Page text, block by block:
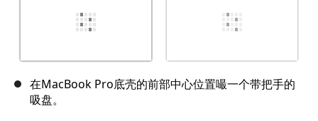
在MacBook Pro底壳的前部中心位置嘬一个带把手的
吸盘。